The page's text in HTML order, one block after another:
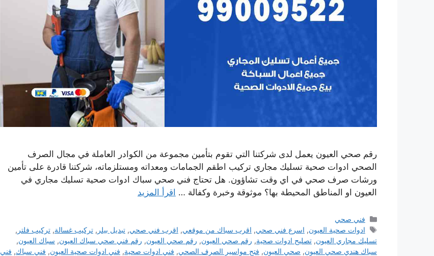
رقم صحي العيون يعمل لدى شركتنا التي تقوم بتأمين مجموعة من الكوادر العاملة في مجال الصرف
الصحي ادوات صحية تسليك مجاري تركيب اطقم الجمامات ومعداته ومستلزماته، شركتنا قادرة على تأمين
ورشات صرف صحي في اي وقت تشاؤون. هل تحتاج فني صحي سباك ادوات صحية تسليك مجاري في
العيون او المناطق المحيطة بها؟ موثوقة وخبرة وكفالة … اقرأ المزيد
التصنيفات
فني صحي
الوسوم
ادوات صحية العيون, اسرع فني صحي, اقرب سباك من موقعي, اقرب فني صحي,تبديل بيلر ,تركيب غسالة,تركيب فلتر ,
تسليك مجاري العيون, تصليح ادوات صحية, رقم صحي العيون, رقم صحي العيون, رقم فني صحي سباك العيون, سباك العيون,
سباك هندي صحي العيون, صحي العيون, فتح مواسير الصرف الصحي, فني ادوات صحية, فني ادوات صحية العيون, فني سباك, فني